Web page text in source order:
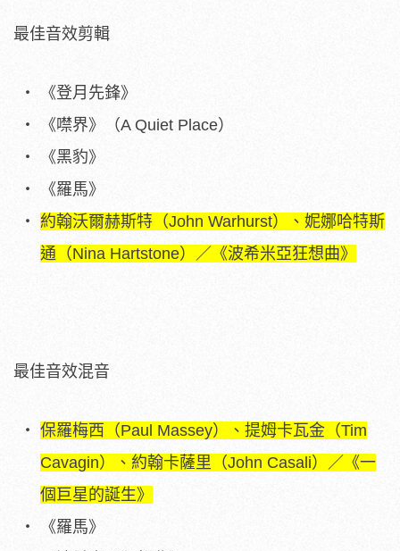
最佳音效剪輯
《登月先鋒》
《噤界》（A Quiet Place）
《黑豹》
《羅馬》
約翰沃爾赫斯特（John Warhurst）、妮娜哈特斯
通（Nina Hartstone）／《波希米亞狂想曲》
最佳音效混音
保羅梅西（Paul Massey）、提姆卡瓦金（Tim
Cavagin）、約翰卡薩里（John Casali）／《一
個巨星的誕生》
《羅馬》